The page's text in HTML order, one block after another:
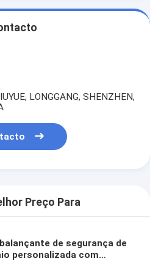
LONGGANG, SHENZHEN,
Preço Para
de segurança de
personalizada com